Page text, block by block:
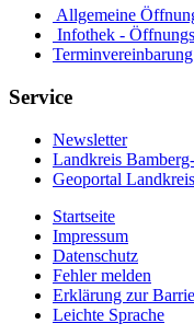
Allgemeine
Infothek -
Service
Newsletter
Landkreis
Geoportal
Startseite
Impressum
Datenschutz
Fehler melden
Erklärung zur
Leichte Sprache